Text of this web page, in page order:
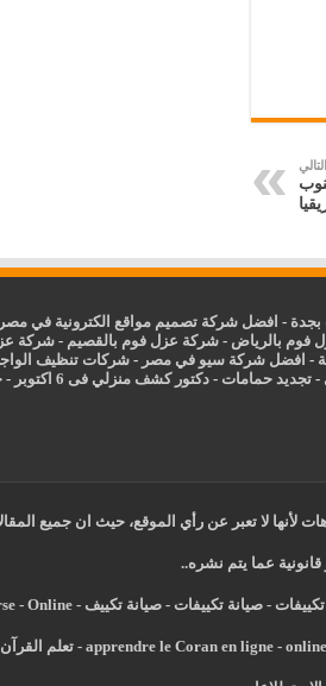
التالي
- افضل شركة تصميم مواقع الكترونية في مصر
فوم بالرياض -شركة عزل فوم بالقصيم -شركة
- افضل شركة سيو في مصر -شركات تنظيف
-تجديد حمامات -دكتور كشف منزلي فى 6 اكتوبر -
لا تعبر عن رأي الموقع، حيث ان جميع
عما يتم نشره..
-صيانة تكييفات -صيانة تكييف -
- Online
apprendre le Coran en ligne-
-تعلم